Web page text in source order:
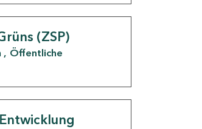
(ZSP)
Öffentliche